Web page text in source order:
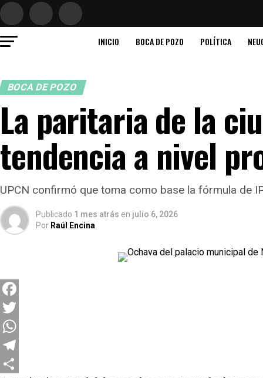
INICIO BOCA DE POZO POLÍTICA
BOCA DE POZO
La paritaria de la
tendencia a nivel
UPCN confirmó que toma como base la fórmula de
Publicado 1 mes atrás en julio 6, 2026
Por Raúl Encina
Facebook
Twitter
WhatsApp
Telegram